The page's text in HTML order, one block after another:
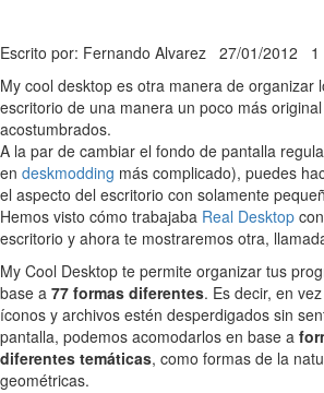
Escrito por: Fernando Alvarez 27/01/2012 1
My cool desktop es otra manera de organizar
escritorio de una manera un poco más
acostumbrados.
A la par de cambiar el fondo de pantalla
en deskmodding más complicado), puedes
el aspecto del escritorio con solamente
Hemos visto cómo trabajaba Real Desktop
escritorio y ahora te mostraremos otra,
My Cool Desktop te permite organizar tus
base a 77 formas diferentes. Es decir, en
íconos y archivos estén desperdigados sin
pantalla, podemos acomodarlos en base a
diferentes temáticas, como formas de la
geométricas.